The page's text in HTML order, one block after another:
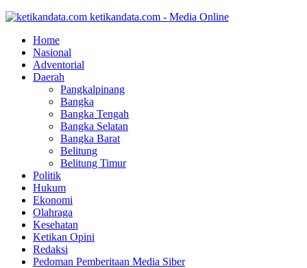
ketikandata.com - Media Online
Home
Nasional
Adventorial
Daerah
Pangkalpinang
Bangka
Bangka Tengah
Bangka Selatan
Bangka Barat
Belitung
Belitung Timur
Politik
Hukum
Ekonomi
Olahraga
Kesehatan
Ketikan Opini
Redaksi
Pedoman Pemberitaan Media Siber